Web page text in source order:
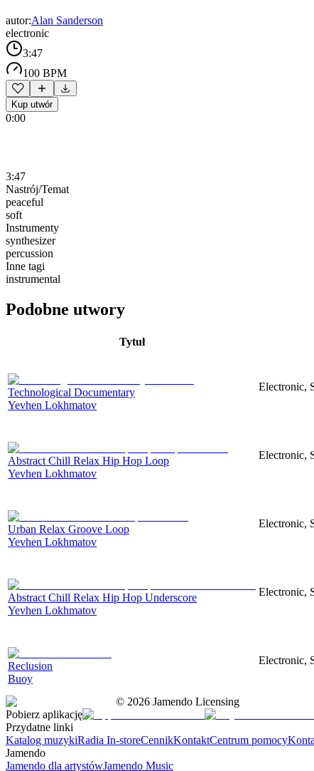
autor:Alan Sanderson
electronic
3:47
100 BPM
Kup utwór
0:00
3:47
Nastrój/Temat
peaceful
soft
Instrumenty
synthesizer
percussion
Inne tagi
instrumental
Podobne utwory
Tytuł
Technological Documentary
Yevhen Lokhmatov
Electronic,
Abstract Chill Relax Hip Hop Loop
Yevhen Lokhmatov
Electronic,
Urban Relax Groove Loop
Yevhen Lokhmatov
Electronic,
Abstract Chill Relax Hip Hop Underscore
Yevhen Lokhmatov
Electronic,
Reclusion
Buoy
Electronic,
© 2026 Jamendo Licensing
Pobierz aplikację
Przydatne linki
Katalog muzykiRadia In-storeCennikKontaktCentrum pomocy
Jamendo
Jamendo dla artystówJamendo Music